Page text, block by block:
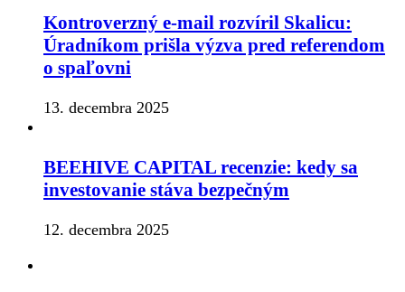
Kontroverzný e-mail rozvíril Skalicu:
Úradníkom prišla výzva pred referendom
o spaľovni
13. decembra 2025
BEEHIVE CAPITAL recenzie: kedy sa
investovanie stáva bezpečným
12. decembra 2025